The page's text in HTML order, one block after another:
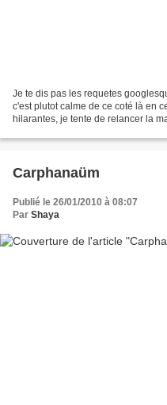
Je te dis pas les requetes
c'est plutot calme de ce coté là en
hilarantes, je tente de relancer la
Carphanaüm
Publié le 26/01/2010 à 08:07
Par Shaya